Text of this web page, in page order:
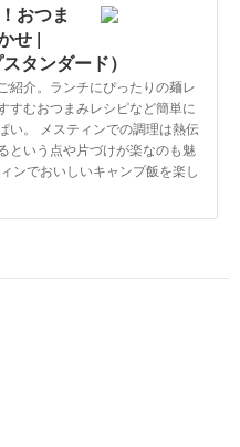
おつま
せ |
タンダード）
紹介。ランチにぴったりの麺レ
すむおつまみレシピなど簡単に
い。 メスティンでの調理は熱伝
という点や片づけが楽なのも魅
ンでおいしいキャンプ飯を楽し